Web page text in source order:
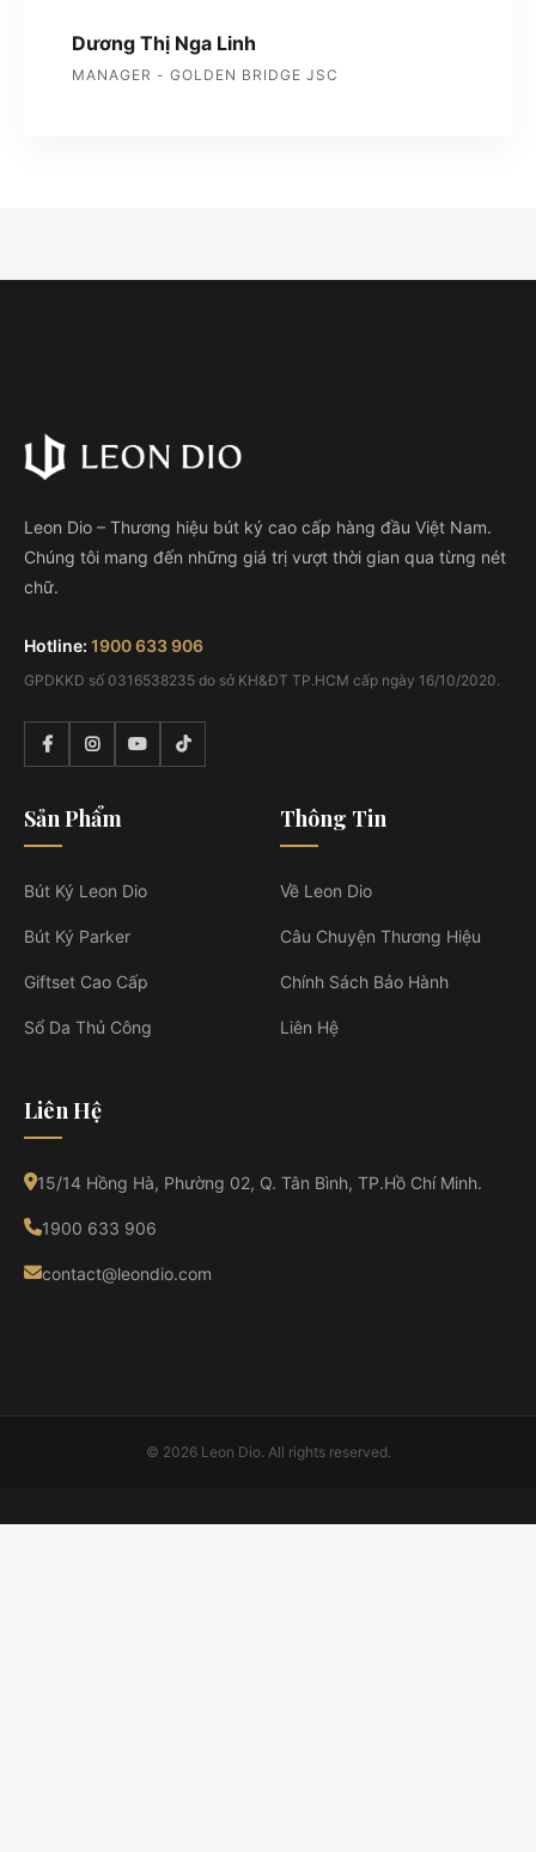
Dương Thị Nga Linh
MANAGER - GOLDEN BRIDGE JSC
Leon Dio – Thương hiệu bút ký cao cấp hàng đầu Việt Nam.
Chúng tôi mang đến những giá trị vượt thời gian qua từng nét
chữ.
Hotline: 1900 633 906
GPDKKD số 0316538235 do sở KH&ĐT TP.HCM cấp ngày 16/10/2020.
Sản Phẩm
Bút Ký Leon Dio
Bút Ký Parker
Giftset Cao Cấp
Sổ Da Thủ Công
Thông Tin
Về Leon Dio
Câu Chuyện Thương Hiệu
Chính Sách Bảo Hành
Liên Hệ
Liên Hệ
15/14 Hồng Hà, Phường 02, Q. Tân Bình, TP.Hồ Chí Minh.
1900 633 906
contact@leondio.com
© 2026 Leon Dio. All rights reserved.